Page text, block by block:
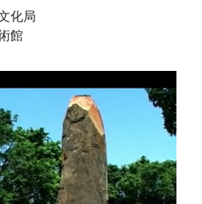
化局
館